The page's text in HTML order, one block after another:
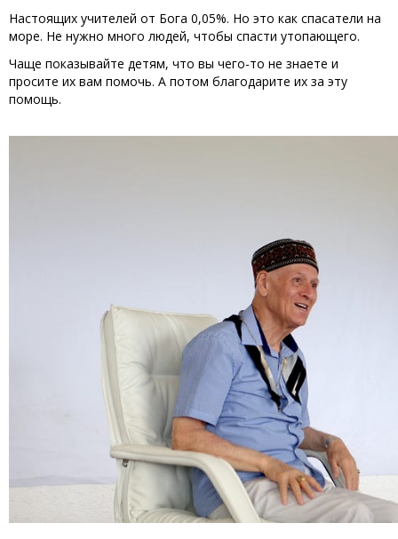
Настоящих учителей от Бога 0,05%. Но это как спасатели на
море. Не нужно много людей, чтобы спасти утопающего.
Чаще показывайте детям, что вы чего-то не знаете и
просите их вам помочь. А потом благодарите их за эту
помощь.